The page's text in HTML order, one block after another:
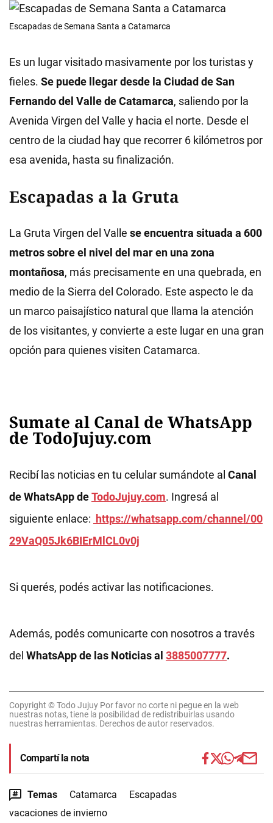
Escapadas de Semana Santa a Catamarca
Es un lugar visitado masivamente por los turistas y
fieles. Se puede llegar desde la Ciudad de San
Fernando del Valle de Catamarca, saliendo por la
Avenida Virgen del Valle y hacia el norte. Desde el
centro de la ciudad hay que recorrer 6 kilómetros por
esa avenida, hasta su finalización.
Escapadas a la Gruta
La Gruta Virgen del Valle se encuentra situada a 600
metros sobre el nivel del mar en una zona
montañosa, más precisamente en una quebrada, en
medio de la Sierra del Colorado. Este aspecto le da
un marco paisajístico natural que llama la atención
de los visitantes, y convierte a este lugar en una gran
opción para quienes visiten Catamarca.
Sumate al Canal de WhatsApp
de TodoJujuy.com
Recibí las noticias en tu celular sumándote al Canal
de WhatsApp deTodoJujuy.com. Ingresá al
siguiente enlace: https://whatsapp.com/channel/00
29VaQ05Jk6BIErMlCL0v0j
Si querés, podés activar las notificaciones.
Además, podés comunicarte con nosotros a través
del WhatsApp de las Noticias al 3885007777.
Copyright © Todo Jujuy Por favor no corte ni pegue en la web
nuestras notas, tiene la posibilidad de redistribuirlas usando
nuestras herramientas. Derechos de autor reservados.
Compartí la nota
Temas Catamarca
Escapadas
vacaciones de invierno